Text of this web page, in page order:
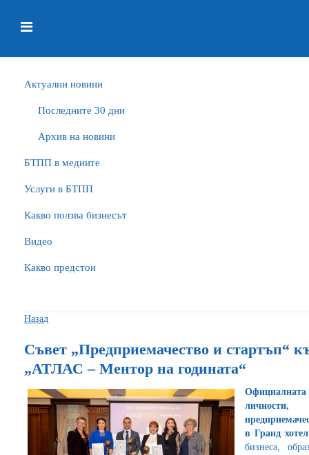
Актуални новини
Последните 30 дни
Архив на новини
БTПП в медиите
Услуги в БТПП
Какво ползва бизнесът
Видео
Какво предстои
Назад
Съвет „Предприемачество и стартъп“
„АТЛАС – Ментор на годината“
в Гранд
бизнеса,